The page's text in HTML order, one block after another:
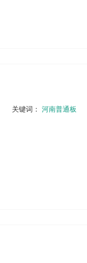
关键词： 河南普通板